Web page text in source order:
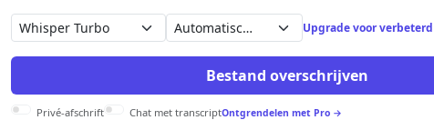
Automatisch detecterenUpgrade voor verbeterd
Bestand overschrijven
Privé-afschrift Chat met transcriptOntgrendelen met Pro →